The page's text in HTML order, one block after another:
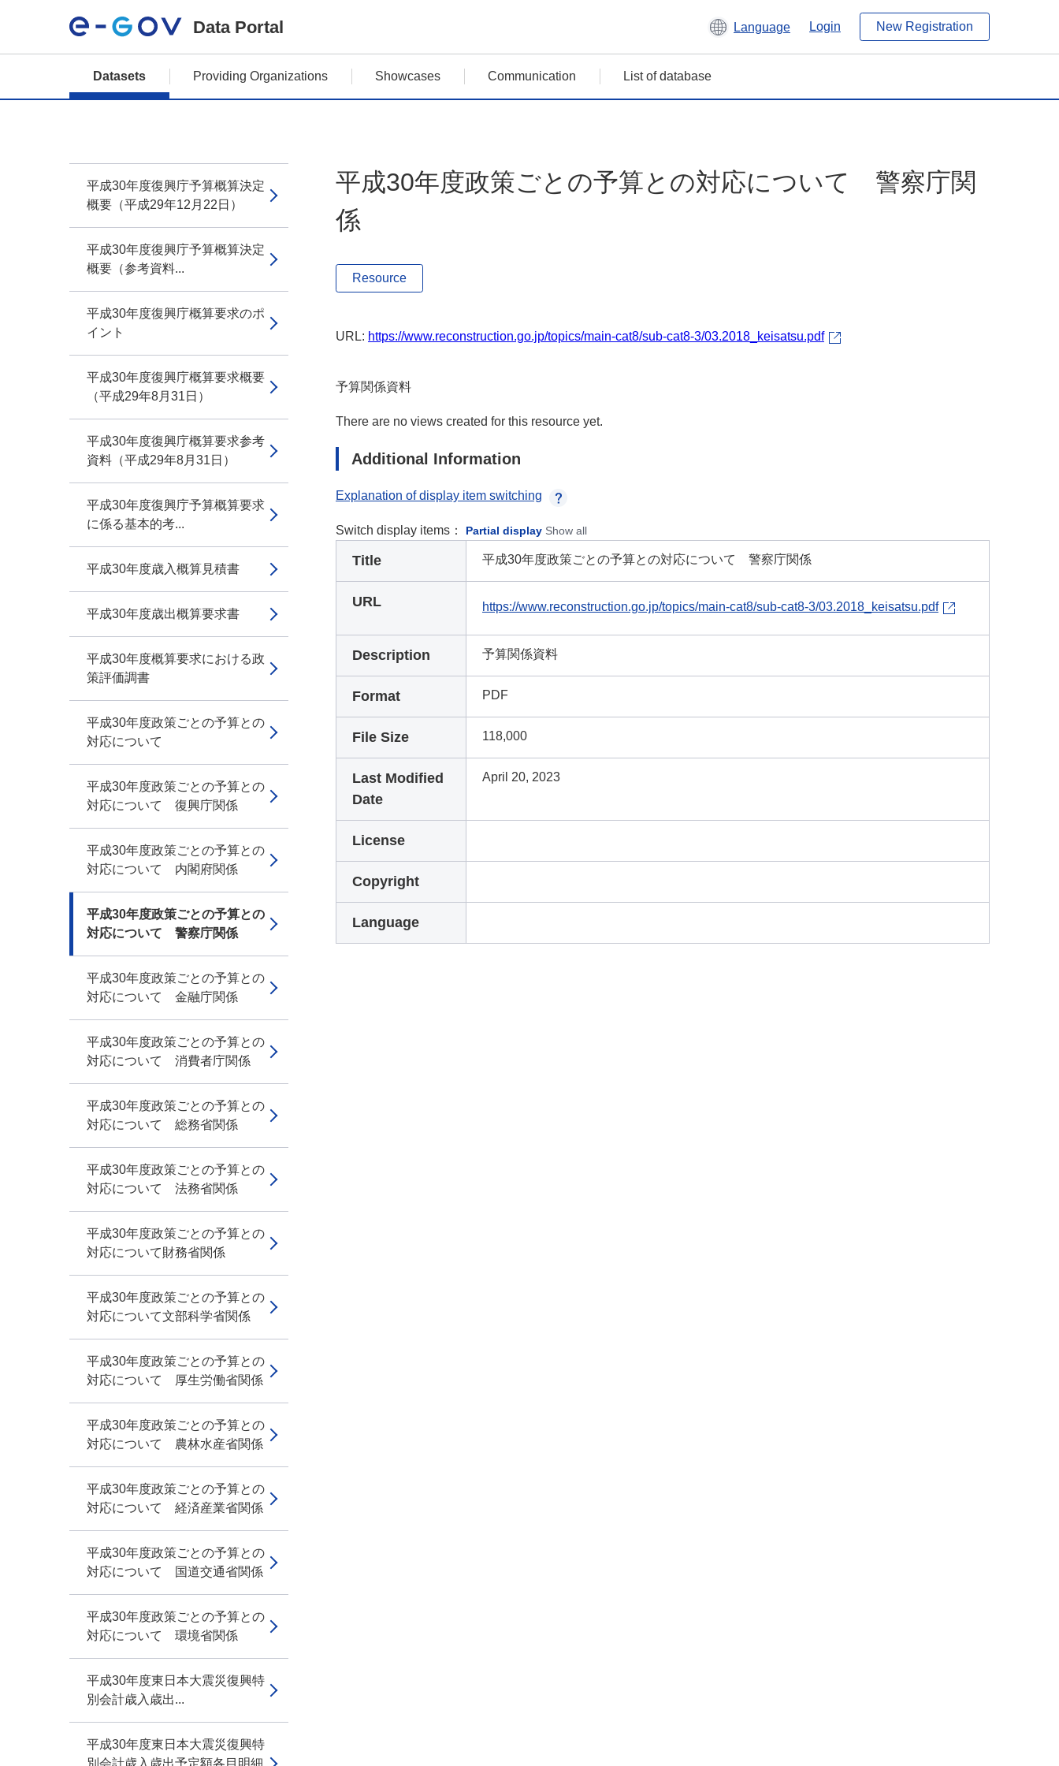
Data Portal Language Login New Registration
Datasets Providing Organizations Showcases Communication List of database
平成30年度復興庁予算概算決定
概要（平成29年12月22日）
平成30年度復興庁予算概算決定
概要（参考資料...
平成30年度復興庁概算要求のポ
イント
平成30年度復興庁概算要求概要
（平成29年8月31日）
平成30年度復興庁概算要求参考
資料（平成29年8月31日）
平成30年度復興庁予算概算要求
に係る基本的考...
平成30年度歳入概算見積書
平成30年度歳出概算要求書
平成30年度概算要求における政
策評価調書
平成30年度政策ごとの予算との
対応について
平成30年度政策ごとの予算との
対応について 復興庁関係
平成30年度政策ごとの予算との
対応について 内閣府関係
平成30年度政策ごとの予算との
対応について 警察庁関係
平成30年度政策ごとの予算との
対応について 金融庁関係
平成30年度政策ごとの予算との
対応について 消費者庁関係
平成30年度政策ごとの予算との
対応について 総務省関係
平成30年度政策ごとの予算との
対応について 法務省関係
平成30年度政策ごとの予算との
対応について財務省関係
平成30年度政策ごとの予算との
対応について文部科学省関係
平成30年度政策ごとの予算との
対応について 厚生労働省関係
平成30年度政策ごとの予算との
対応について 農林水産省関係
平成30年度政策ごとの予算との
対応について 経済産業省関係
平成30年度政策ごとの予算との
対応について 国道交通省関係
平成30年度政策ごとの予算との
対応について 環境省関係
平成30年度東日本大震災復興特
別会計歳入歳出...
平成30年度東日本大震災復興特
別会計歳入歳出予定額各目明細
平成30年度政策ごとの予算との対応について 警察庁関
係
Resource
URL: https://www.reconstruction.go.jp/topics/main-cat8/sub-cat8-3/03.2018_keisatsu.pdf
予算関係資料
There are no views created for this resource yet.
Additional Information
Explanation of display item switching
Switch display items： Partial display Show all
Title 平成30年度政策ごとの予算との対応について 警察庁関係
URL https://www.reconstruction.go.jp/topics/main-cat8/sub-cat8-3/03.2018_keisatsu.pdf
Description 予算関係資料
Format PDF
File Size 118,000
Last Modified
Date
April 20, 2023
License
Copyright
Language